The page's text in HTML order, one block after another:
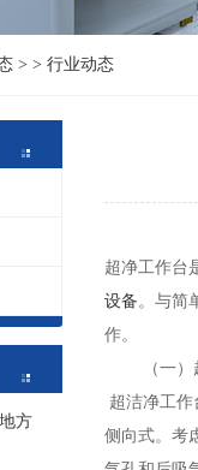
> > 行业动态
方
超净工作台
设备。与简
作。
（一）
超洁净工
侧向式。考